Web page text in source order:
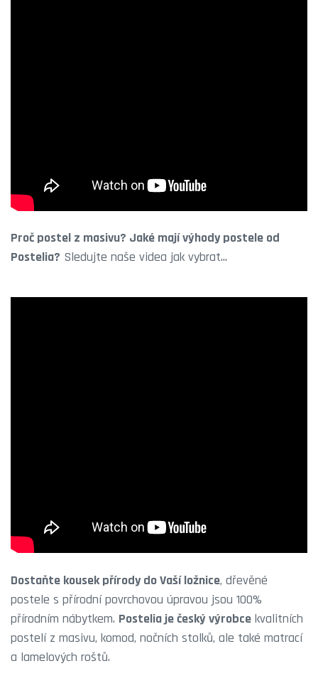
Proč postel z masivu? Jaké mají výhody postele od
Postelia? Sledujte naše videa jak vybrat...
Dostaňte kousek přírody do Vaší ložnice, dřevěné
postele s přírodní povrchovou úpravou jsou 100%
přírodním nábytkem. Postelia je český výrobce kvalitních
postelí z masivu, komod, nočních stolků, ale také matrací
a lamelových roštů.